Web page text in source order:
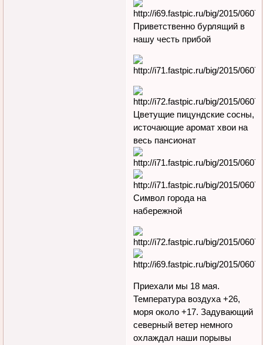
Приветственно бурлящий в
нашу честь прибой
Цветущие пицундские сосны,
источающие аромат хвои на
весь пансионат
Символ города на
набережной
Приехали мы 18 мая.
Температура воздуха +26,
моря около +17. Задувающий
северный ветер немного
охлаждал наши порывы